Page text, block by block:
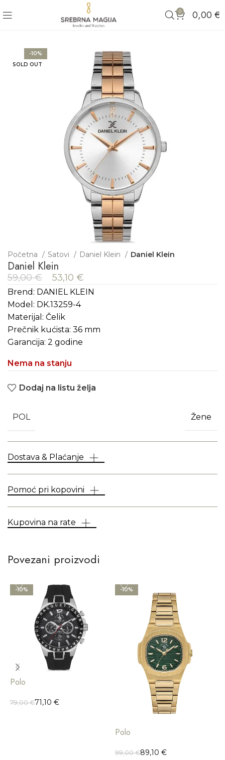
0 0,00 €
-10%
SOLD OUT
Početna Satovi Daniel Klein Daniel Klein
Daniel Klein
59,00€ 53,10 €
Brend: DANIEL KLEIN
Model: DK.13259-4
Materijal: Čelik
Prečnik kućista: 36 mm
Garancija: 2 godine
Nema na stanju
Dodaj na listu želja
POL Žene
Dostava & Plaćanje
Pomoć pri kopovini
Kupovina na rate
Povezani proizvodi
-10%
Polo
79,00€71,10 €
-10%
Polo
99,00€89,10 €